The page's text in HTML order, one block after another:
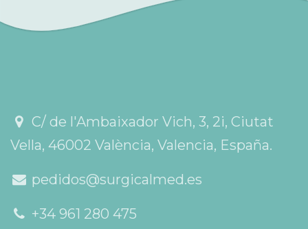
C/ de l'Ambaixador Vich, 3, 2i, Ciutat
Vella, 46002 València, Valencia, España.
pedidos@surgicalmed.es
+34 961 280 475